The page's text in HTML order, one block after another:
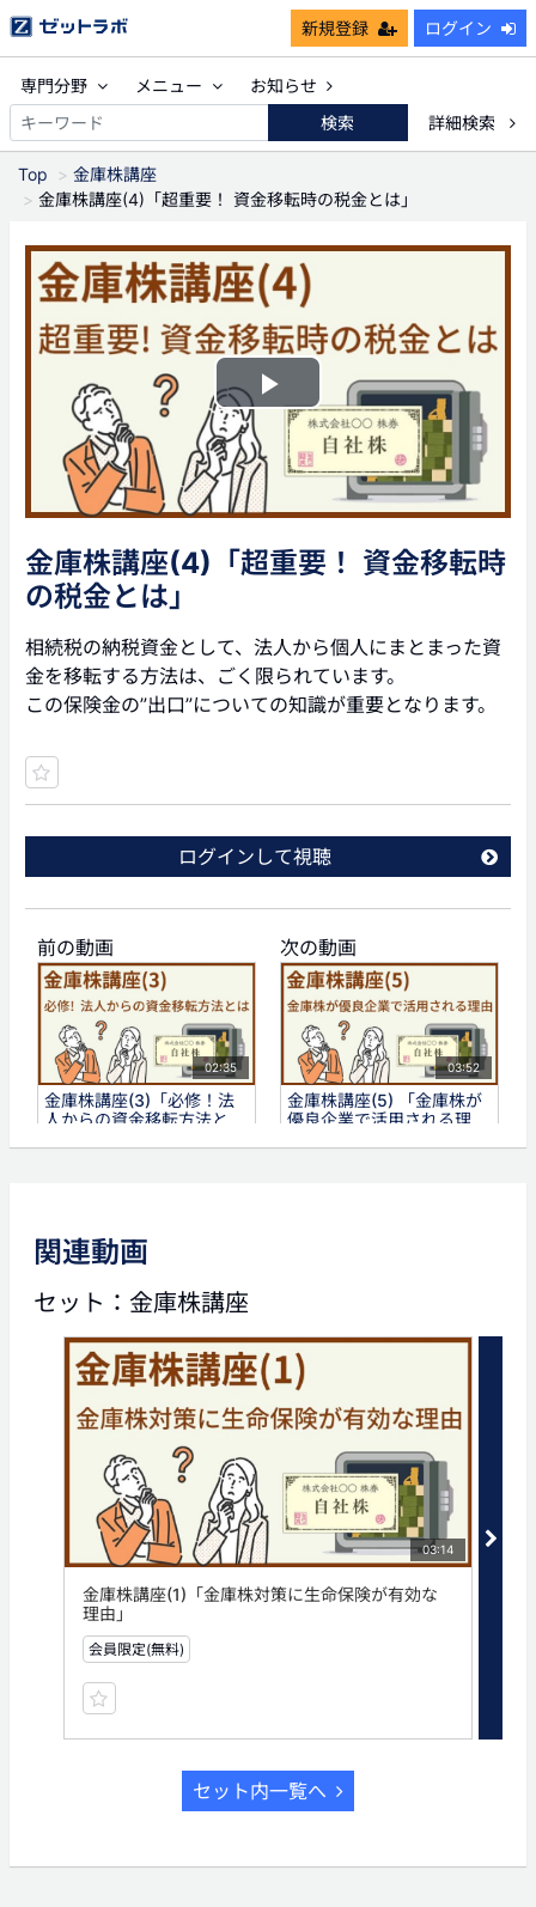
新規登録 ログイン
専門分野 メニュー
お知らせ
検索
詳細検索
Top
金庫株講座
金庫株講座(4)「超重要！ 資金移転時の税金とは」
Play
Video
金庫株講座(4)「超重要！ 資金移転時
の税金とは」
相続税の納税資金として、法人から個人にまとまった資
金を移転する方法は、ごく限られています。
この保険金の”出口”についての知識が重要となります。
ログインして視聴
前の動画
02:35
金庫株講座(3)「必修！法
人からの資金移転方法と
次の動画
03:52
金庫株講座(5) 「金庫株が
優良企業で活用される理
株 法人保険
関連動画
セット：金庫株講座
03:14
金庫株講座(1)「金庫株対策に生命保険が有効な
理由」
会員限定(無料)
セット内一覧へ